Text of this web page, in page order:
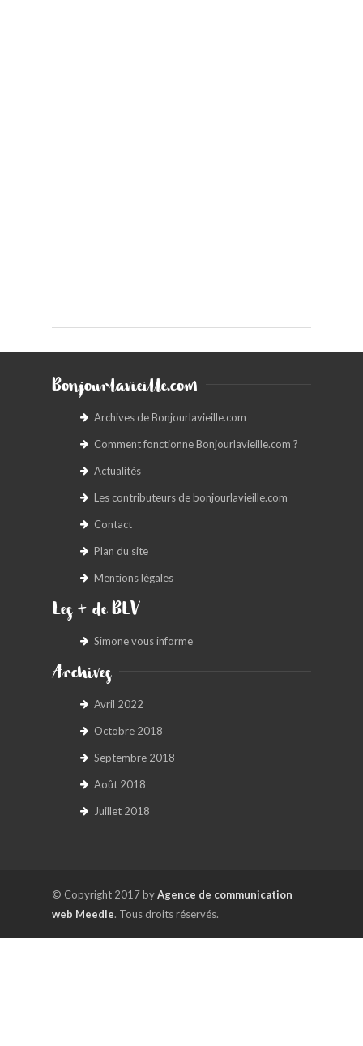
Bonjourlavieille.com
Archives de Bonjourlavieille.com
Comment fonctionne Bonjourlavieille.com ?
Actualités
Les contributeurs de bonjourlavieille.com
Contact
Plan du site
Mentions légales
Les + de BLV
Simone vous informe
Archives
Avril 2022
Octobre 2018
Septembre 2018
Août 2018
Juillet 2018
© Copyright 2017 byAgence de communication
web Meedle. Tous droits réservés.